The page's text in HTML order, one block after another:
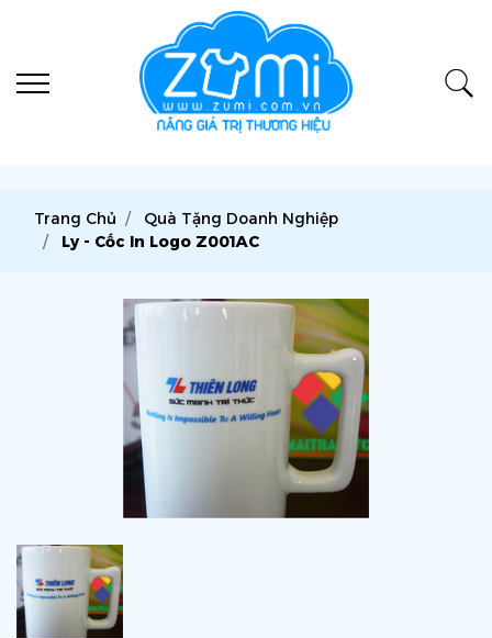
Trang Chủ
Quà Tặng Doanh Nghiệp
Ly - Cốc In Logo Z001AC